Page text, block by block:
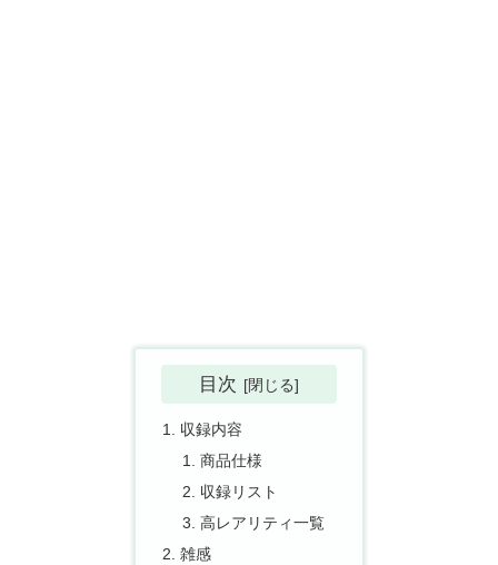
目次
収録内容
商品仕様
収録リスト
高レアリティ一覧
雑感